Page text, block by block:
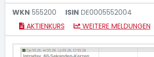
WKN 555200 ISIN DE0005552004
AKTIENKURS
WEITERE MELDUNGEN